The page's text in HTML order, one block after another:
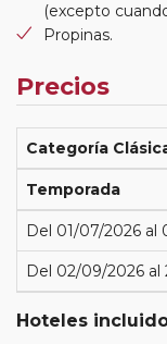
(excepto
Propinas.
Precios
Categoría
Temporada
Del 01/07/2026 al
Del 02/09/2026 al
Hoteles